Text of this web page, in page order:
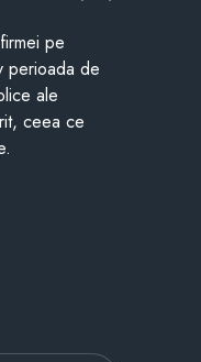
pe
perioada de
ale
ceea ce